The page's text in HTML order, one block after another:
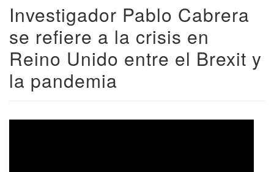
Investigador Pablo Cabrera
se refiere a la crisis en
Reino Unido entre el Brexit y
la pandemia